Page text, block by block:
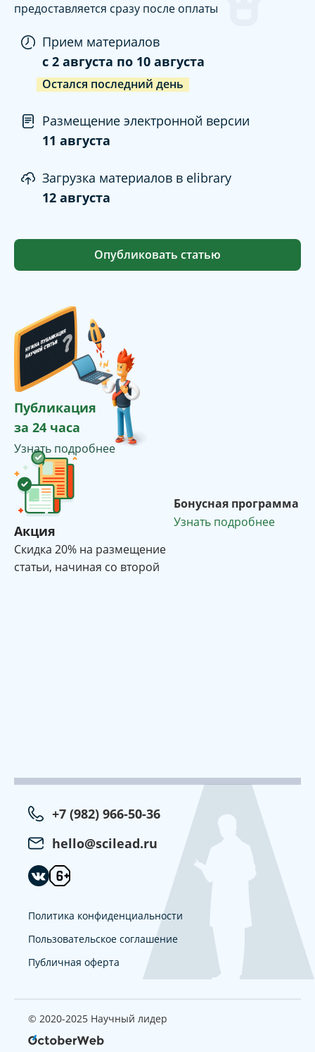
предоставляется сразу после оплаты
Прием материалов
c 2 августа по 10 августа
Остался последний день
Размещение электронной версии
11 августа
Загрузка материалов в elibrary
12 августа
Опубликовать статью
Публикация
за 24 часа
Узнать подробнее
Акция
Cкидка 20% на размещение
статьи, начиная со второй
Бонусная программа
Узнать подробнее
+7 (982) 966-50-36
hello@scilead.ru
Политика конфиденциальности
Пользовательское соглашение
Публичная оферта
© 2020-2025 Научный лидер